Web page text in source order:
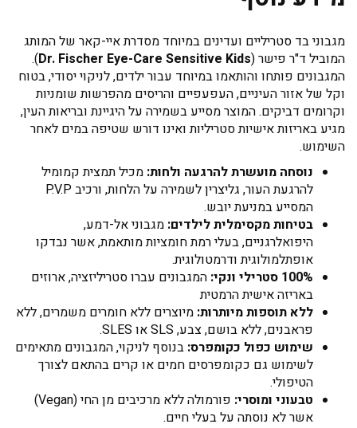
מגבוני בד סטריליים ועדינים במיוחד מסדרת איי-קאר של המותג
המוביל ד"ר פישר (Dr. Fischer Eye-Care Sensitive Kids
).
המגבונים פותחו והותאמו במיוחד עבור ילדים, לניקוי יסודי, בטוח
וקל של אזור העיניים, העפעפיים והריסים מהפרשות שומניות
וקרומים דביקים. המוצר מסייע בשמירה על היגיינת ובריאות העין,
מגיע באריזות אישיות סטריליות ואינו דורש שטיפה במים לאחר
השימוש.
נוסחה מועשרת להרגעה ולחות: מכיל תמצית קמומיל
להרגעת העור, גליצרין לשמירה על הלחות, ורכיב P.V.P
המסייע במניעת יובש.
בטיחות מקסימלית לילדים: מגבוני אל-דמע,
היפואלרגניים, בעלי רמת חומציות מותאמת, אשר נבדקו
אופתלמולוגית ודרמטולוגית.
100% סטרילי ונקי:
המגבונים עברו סטריליזציה, ארוזים
באריזה אישית הרמטית
ללא תוספות מיותרות: מיוצרים ללא חומרים משמרים, ללא
פראבנים, ללא בושם, צבע, SLS או SLES.
שימוש כפול כקומפרס: בנוסף לניקוי, המגבונים מתאימים
לשימוש גם כקומפרסים חמים או קרים בהתאם לצורך
הטיפולי.
טבעוני ומוסרי:
פורמולה ללא מרכיבים מן החי (Vegan)
אשר לא נוסתה על בעלי חיים.